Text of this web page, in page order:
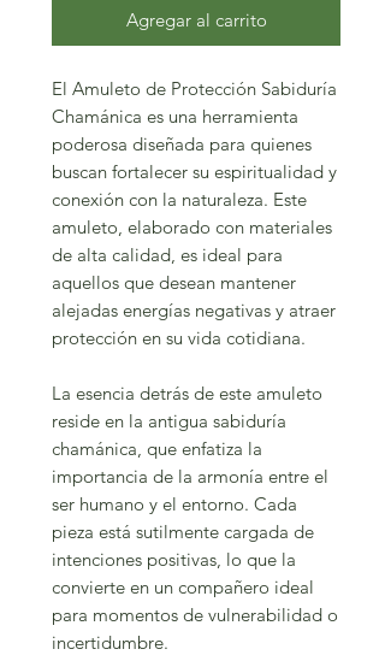
Agregar al carrito
El Amuleto de Protección Sabiduría
Chamánica es una herramienta
poderosa diseñada para quienes
buscan fortalecer su espiritualidad y
conexión con la naturaleza. Este
amuleto, elaborado con materiales
de alta calidad, es ideal para
aquellos que desean mantener
alejadas energías negativas y atraer
protección en su vida cotidiana.
La esencia detrás de este amuleto
reside en la antigua sabiduría
chamánica, que enfatiza la
importancia de la armonía entre el
ser humano y el entorno. Cada
pieza está sutilmente cargada de
intenciones positivas, lo que la
convierte en un compañero ideal
para momentos de vulnerabilidad o
incertidumbre.